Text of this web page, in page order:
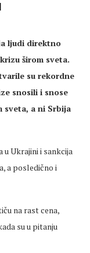
ljudi direktno
širom sveta.
su rekordne
snosili i snose
sveta, a ni Srbija
Ukrajini i sankcija
a posledično i
na rast cena,
su u pitanju